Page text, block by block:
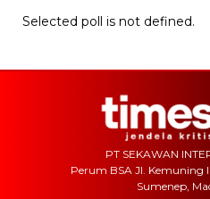
Selected poll is not defined.
PT SEKAWAN
Perum BSA Jl. Kemuning
Sumenep,